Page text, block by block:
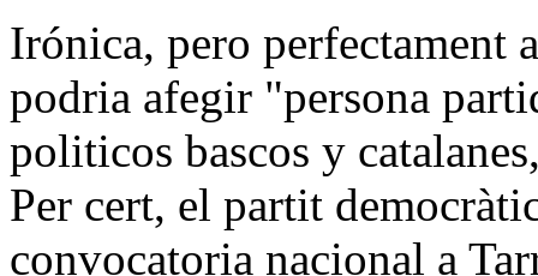
Irónica, pero perfectament
podria afegir "persona
politicos bascos y
Per cert, el partit
convocatoria nacional a